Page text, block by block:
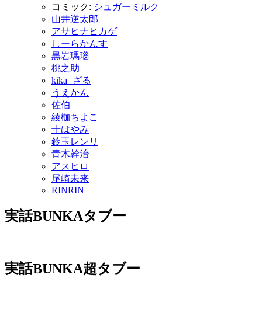
コミック: シュガーミルク
山井逆太郎
アサヒナヒカゲ
しーらかんす
黒岩瑪瑙
桃之助
kika=ざる
うえかん
佐伯
綾枷ちよこ
十はやみ
鈴玉レンリ
青木幹治
アスヒロ
尾崎未来
RINRIN
実話BUNKAタブー
実話BUNKA超タブー